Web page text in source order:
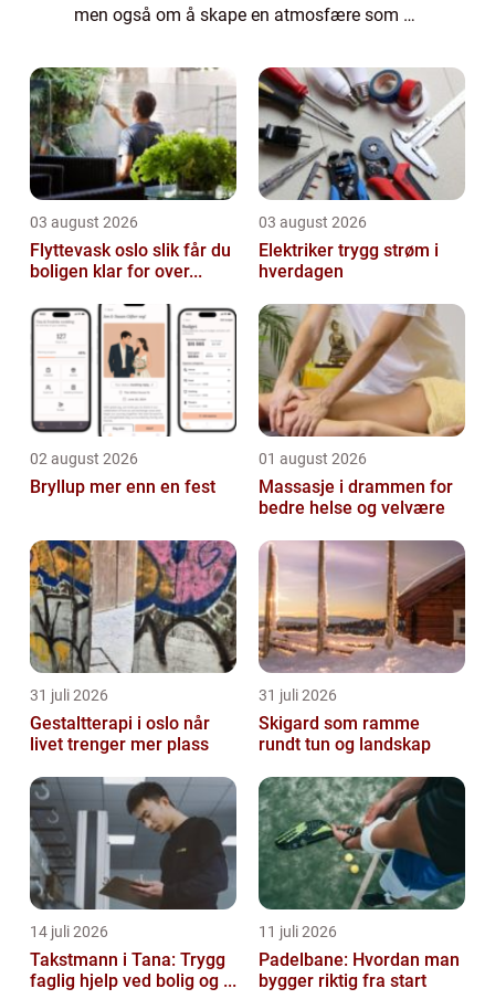
men også om å skape en atmosfære som er
03 august 2026
Flyttevask oslo slik får du
boligen klar for over...
03 august 2026
Elektriker trygg strøm i
hverdagen
02 august 2026
Bryllup mer enn en fest
01 august 2026
Massasje i drammen for
bedre helse og velvære
31 juli 2026
Gestaltterapi i oslo når
livet trenger mer plass
31 juli 2026
Skigard som ramme
rundt tun og landskap
14 juli 2026
Takstmann i Tana: Trygg
faglig hjelp ved bolig og ...
11 juli 2026
Padelbane: Hvordan man
bygger riktig fra start